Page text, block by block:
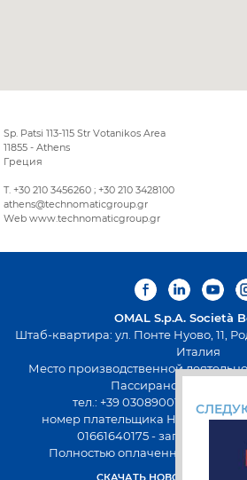
Sp. Patsi 113-115 Str Votanikos Area
11855 - Athens
Греция
T. +30 210 3456260 ; +30 210 3428100
athens@technomaticgroup.gr
Web www.technomaticgroup.gr
OMAL S.p.A. Società
Штаб-квартира: ул. Понте Нуово, 11,
Италия
Место производственной
Пассирано (Брешиа),
тел.: +39 0308900145 факс:
номер плательщика НДС:
01661640175 - запись в
Полностью оплаченный капитал